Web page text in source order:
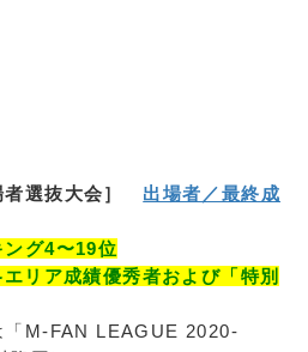
選抜大会］
出場者／最終成
グ4〜19位
リア成績優秀者および「特別
M-FAN LEAGUE 2020-